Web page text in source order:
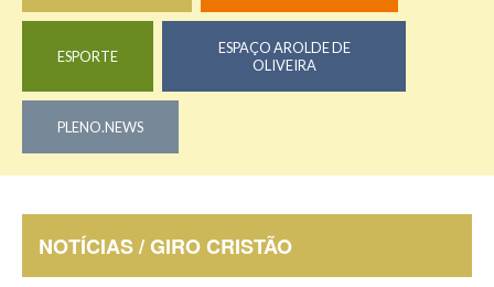
ESPORTE
ESPAÇO AROLDE DE
OLIVEIRA
PLENO.NEWS
NOTÍCIAS / GIRO CRISTÃO